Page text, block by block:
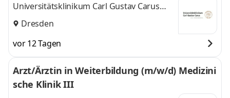
Universitätsklinikum Carl Gustav Carus
Dresden
Dresden
vor 12 Tagen
Arzt/Ärztin in Weiterbildung (m/w/d) Medizini
sche Klinik III